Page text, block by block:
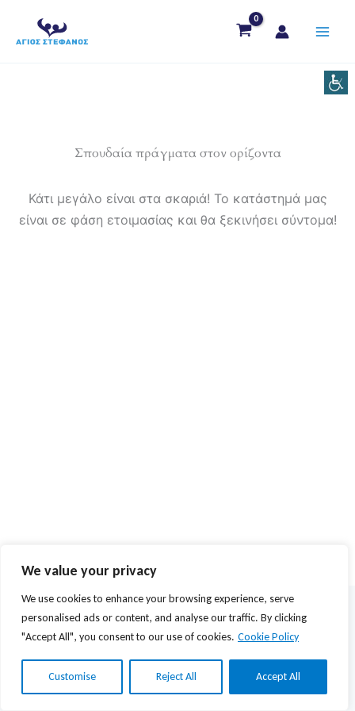
We value your privacy
We use cookies to enhance your browsing experience, serve
personalised ads or content, and analyse our traffic. By clicking
"Accept All", you consent to our use of cookies. Cookie Policy
Customise Reject All Accept All
Σπουδαία πράγματα στον ορίζοντα
Κάτι μεγάλο είναι στα σκαριά! Το κατάστημά μας
είναι σε φάση ετοιμασίας και θα ξεκινήσει σύντομα!
© 2026 Agios Stefanos Foundation | Powered by mmVirtual
Privacy Policy Όροι Χρήσης